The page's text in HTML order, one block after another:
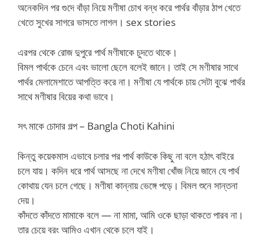
অনেকদিন পর গুদে বাঁড়া নিয়ে মণীষা চোখ বন্ধ করে পার্থর বাঁড়ার ঠাপ খেতে
খেতে সুখের সাগরে ভাসতে লাগল। sex stories
এরপর থেকে রোজ দুপুরে পার্থ মণীষাকে চুদতে থাকে।
বিমল পার্থকে চেনে এবং ভালো ছেলে বলেই জানে। তাই সে মণীষার সাথে
পার্থর মেলামেশাতে আপত্তি করে না। মণীষা যে পার্থকে চায় সেটা বুঝে পার্থর
সাথে মণীষার বিয়ের কথা ভাবে।
সৎ মাকে চোদার গল্প – Bangla Choti Kahini
কিন্তু কয়েকমাস এভাবে চলার পর পার্থ কাউকে কিছু না বলে হঠাৎ বাইরে
চলে যায়। কদিন ধরে পার্থ আসছে না দেখে মণীষা খোঁজ নিয়ে জানে যে পার্থ
কোথায় যেন চলে গেছে। মণীষা কান্নায় ভেঙ্গে পড়ে। বিমল শুনে সান্তনা
দেয়।
কাঁদতে কাঁদতে মামাকে বলে — না মামা, আমি ওকে ছাড়া থাকতে পারব না।
তার চেয়ে বরং আমিও এখান থেকে চলে যাই।